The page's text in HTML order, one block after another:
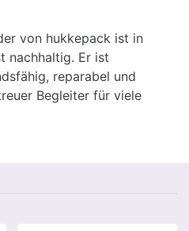
von hukkepack ist in
nachhaltig. Er ist
reparabel und
Begleiter für viele